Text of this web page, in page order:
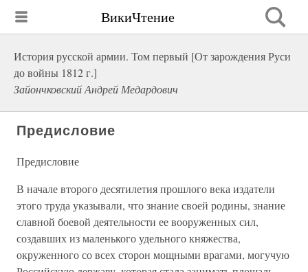
ВикиЧтение
История русской армии. Том первый [От зарождения Руси
до войны 1812 г.]
Зайончковский Андрей Медардович
Предисловие
Предисловие
В начале второго десятилетия прошлого века издатели
этого труда указывали, что знание своей родины, знание
славной боевой деятельности ее вооруженных сил,
создавших из маленького удельного княжества,
окруженного со всех сторон мощными врагами, могучую